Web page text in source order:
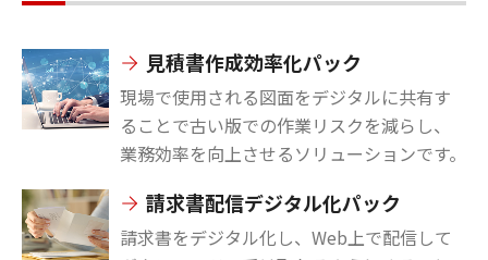
見積書作成効率化パック
現場で使用される図面をデジタルに共有す
ることで古い版での作業リスクを減らし、
業務効率を向上させるソリューションです。
請求書配信デジタル化パック
請求書をデジタル化し、Web上で配信して